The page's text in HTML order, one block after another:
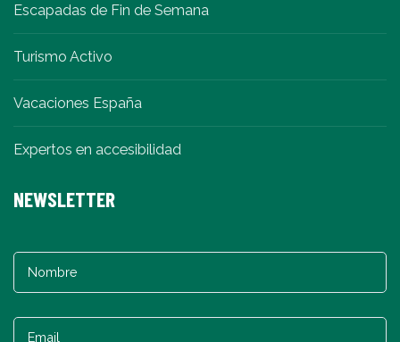
Escapadas de Fin de Semana
Turismo Activo
Vacaciones España
Expertos en accesibilidad
NEWSLETTER